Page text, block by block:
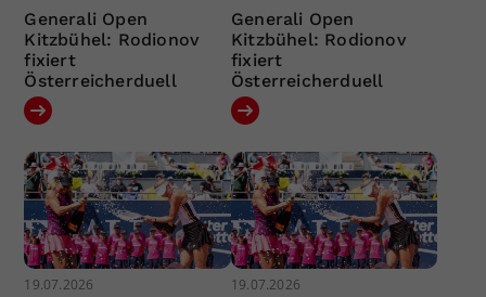
Generali Open
Kitzbühel: Rodionov
fixiert
Österreicherduell
Generali Open
Kitzbühel: Rodionov
fixiert
Österreicherduell
19.07.2026 19.07.2026